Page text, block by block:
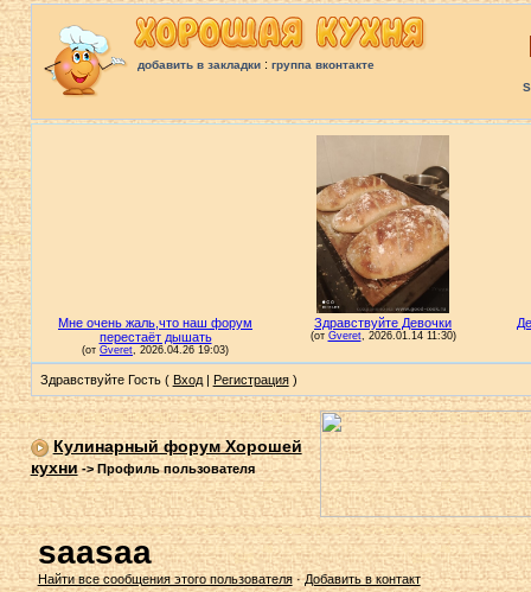
добавить в закладки: группа вконтакте
Здравствуйте Гость ( Вход| Регистрация)
Кулинарный форум Хорошей
кухни->Профиль пользователя
saasaa
Найти все сообщения этого пользователя·Добавить в контакт